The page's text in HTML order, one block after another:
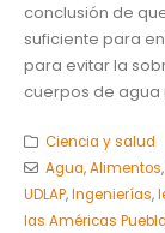
conclusión de
suficiente para
para evitar la
cuerpos de agua
Ciencia y salud
Agua,Alimentos,
UDLAP,Ingenierías,
las Américas Puebla